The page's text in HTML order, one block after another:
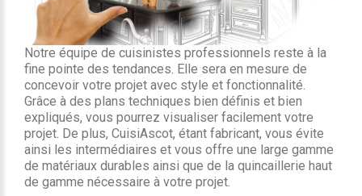
Notre équipe de cuisinistes professionnels reste à la
fine pointe des tendances. Elle sera en mesure de
concevoir votre projet avec style et fonctionnalité.
Grâce à des plans techniques bien définis et bien
expliqués, vous pourrez visualiser facilement votre
projet. De plus, CuisiAscot, étant fabricant, vous évite
ainsi les intermédiaires et vous offre une large gamme
de matériaux durables ainsi que de la quincaillerie haut
de gamme nécessaire à votre projet.